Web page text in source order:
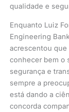
qualidade e
Enquanto Luiz
Engineering
acrescentou
conhecer bem o
segurança e
sempre a
está dando a
concorda